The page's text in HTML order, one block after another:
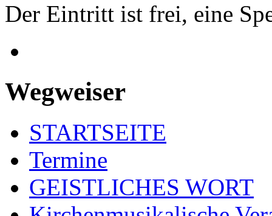
Der Eintritt ist frei, eine
Wegweiser
STARTSEITE
Termine
GEISTLICHES WORT